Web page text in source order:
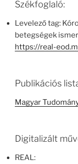
Székfoglaló:
Levelező tag:
betegségek
https://real-
Publikációs
Magyar
Digitalizált
REAL: